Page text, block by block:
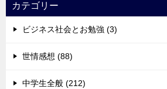
カテゴリー
ビジネス社会とお勉強 (3)
世情感想 (88)
中学生全般 (212)